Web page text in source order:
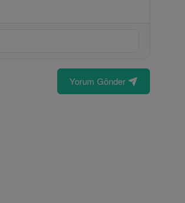
Yorum Gönder